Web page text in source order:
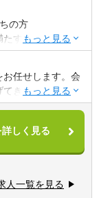
の連携:
標を用いた管理
再編時におけ
課題に対し、人
で「はたらく」
の方
す方
の経験
会社における経
経験5年以上
等での財務アド
グ支援、管理会
経験など
お持ちの方
お任せします。会
きた新会社の財
、月次連結決算に
会議資料の作成
レベルの財務会
構築していって
しく見る
人一覧を見る